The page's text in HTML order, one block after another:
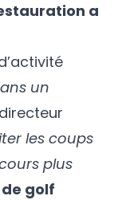
a
un
les coups
plus
golf